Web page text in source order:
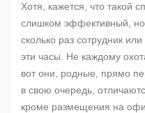
Хотя, кажется, что такой
слишком эффективный, но
сколько раз сотрудник
эти часы. Не каждому
вот они, родные, прямо
в свою очередь,
кроме размещения на